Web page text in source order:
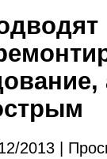
2013 |